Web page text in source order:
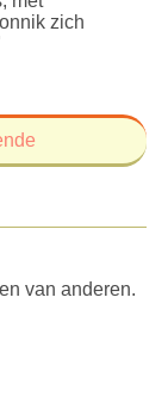
zich
van anderen.